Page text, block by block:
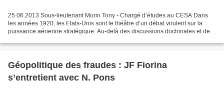
25.06.2013 Sous-lieutenant Morin Tony - Chargé d’études au CESA Dans
les années 1920, les Etats-Unis sont le théâtre d’un débat virulent sur la
puissance aérienne stratégique. Au-delà des discussions doctrinales et des
Géopolitique des fraudes : JF Fiorina
s’entretient avec N. Pons